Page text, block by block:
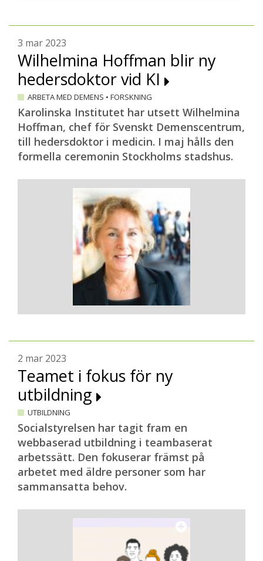
3 mar 2023
Wilhelmina Hoffman blir ny
hedersdoktor vid KI
ARBETA MED DEMENS • FORSKNING
Karolinska Institutet har utsett Wilhelmina
Hoffman, chef för Svenskt Demenscentrum,
till hedersdoktor i medicin. I maj hålls den
formella ceremonin Stockholms stadshus.
2 mar 2023
Teamet i fokus för ny
utbildning
UTBILDNING
Socialstyrelsen har tagit fram en
webbaserad utbildning i teambaserat
arbetssätt. Den fokuserar främst på
arbetet med äldre personer som har
sammansatta behov.